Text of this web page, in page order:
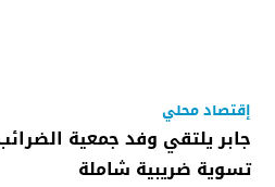
إقتصاد محلي
جابر يلتقي وفد جمعية
تسوية ضريبية شاملة